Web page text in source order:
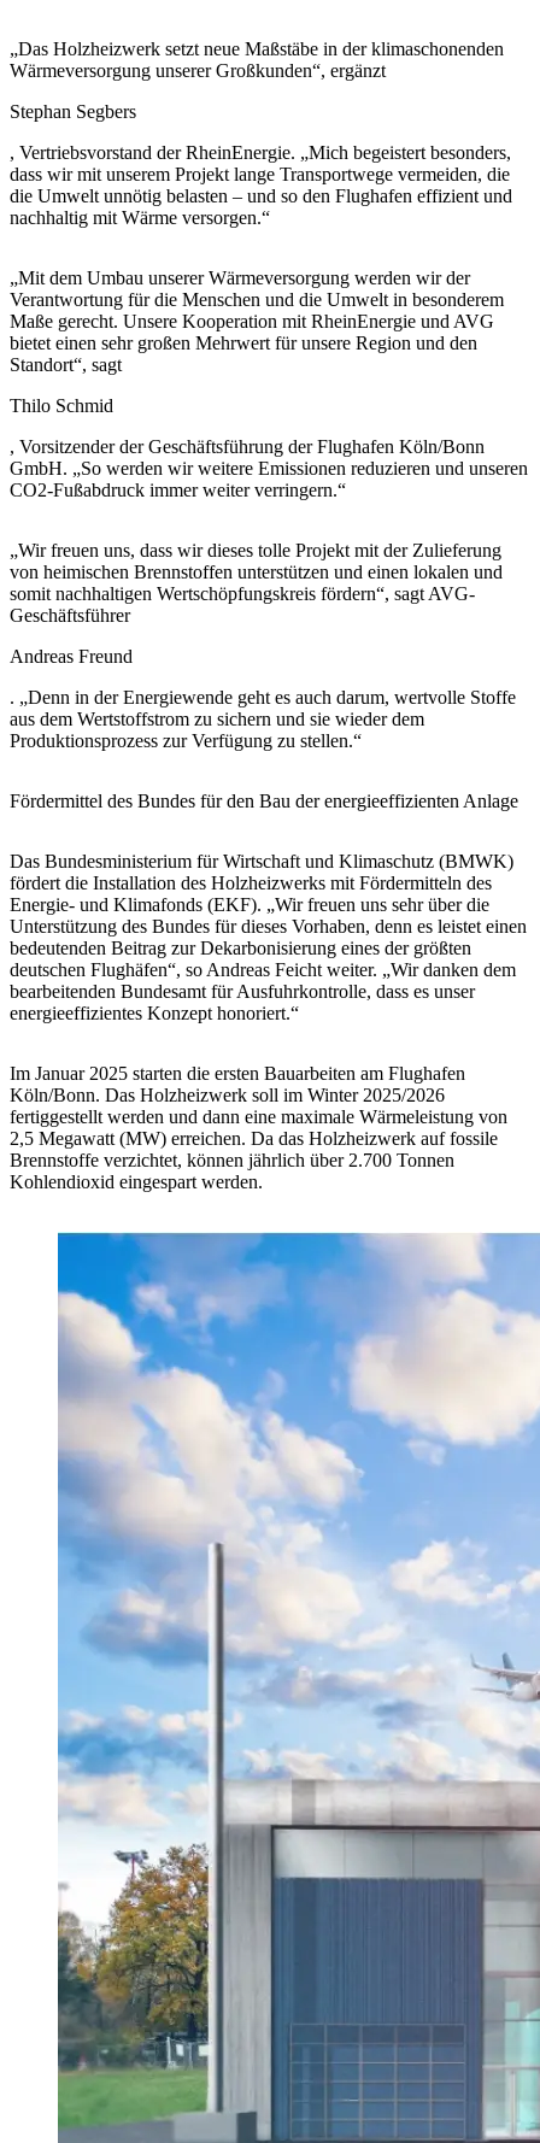
„Das Holzheizwerk setzt neue Maßstäbe in der klimaschonenden
Wärmeversorgung unserer Großkunden“, ergänzt
Stephan Segbers
, Vertriebsvorstand der RheinEnergie. „Mich begeistert besonders,
dass wir mit unserem Projekt lange Transportwege vermeiden, die
die Umwelt unnötig belasten – und so den Flughafen effizient und
nachhaltig mit Wärme versorgen.“
„Mit dem Umbau unserer Wärmeversorgung werden wir der
Verantwortung für die Menschen und die Umwelt in besonderem
Maße gerecht. Unsere Kooperation mit RheinEnergie und AVG
bietet einen sehr großen Mehrwert für unsere Region und den
Standort“, sagt
Thilo Schmid
, Vorsitzender der Geschäftsführung der Flughafen Köln/Bonn
GmbH. „So werden wir weitere Emissionen reduzieren und unseren
CO2-Fußabdruck immer weiter verringern.“
„Wir freuen uns, dass wir dieses tolle Projekt mit der Zulieferung
von heimischen Brennstoffen unterstützen und einen lokalen und
somit nachhaltigen Wertschöpfungskreis fördern“, sagt AVG-
Geschäftsführer
Andreas Freund
. „Denn in der Energiewende geht es auch darum, wertvolle Stoffe
aus dem Wertstoffstrom zu sichern und sie wieder dem
Produktionsprozess zur Verfügung zu stellen.“
Fördermittel des Bundes für den Bau der energieeffizienten Anlage
Das Bundesministerium für Wirtschaft und Klimaschutz (BMWK)
fördert die Installation des Holzheizwerks mit Fördermitteln des
Energie- und Klimafonds (EKF). „Wir freuen uns sehr über die
Unterstützung des Bundes für dieses Vorhaben, denn es leistet einen
bedeutenden Beitrag zur Dekarbonisierung eines der größten
deutschen Flughäfen“, so Andreas Feicht weiter. „Wir danken dem
bearbeitenden Bundesamt für Ausfuhrkontrolle, dass es unser
energieeffizientes Konzept honoriert.“
Im Januar 2025 starten die ersten Bauarbeiten am Flughafen
Köln/Bonn. Das Holzheizwerk soll im Winter 2025/2026
fertiggestellt werden und dann eine maximale Wärmeleistung von
2,5 Megawatt (MW) erreichen. Da das Holzheizwerk auf fossile
Brennstoffe verzichtet, können jährlich über 2.700 Tonnen
Kohlendioxid eingespart werden.